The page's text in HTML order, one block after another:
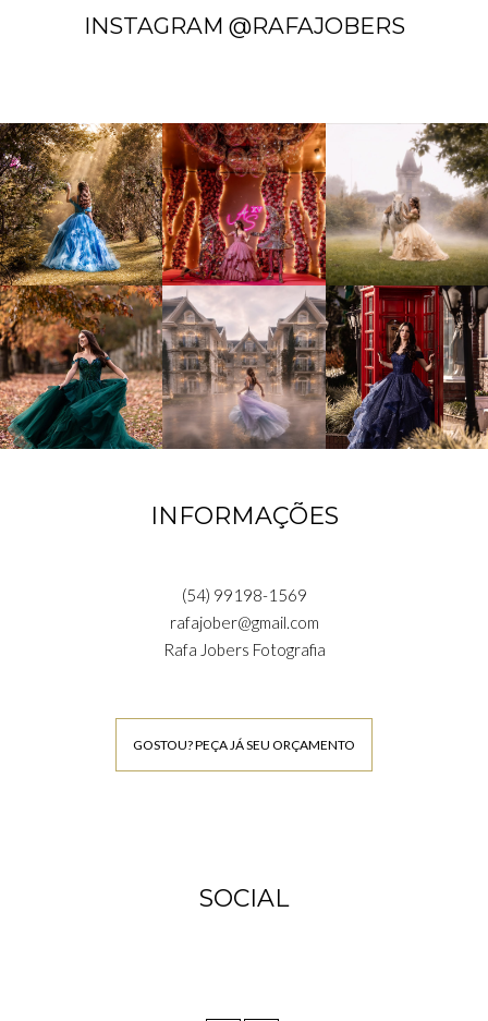
INSTAGRAM @RAFAJOBERS
INFORMAÇÕES
(54) 99198-1569
rafajober@gmail.com
Rafa Jobers Fotografia
GOSTOU? PEÇA JÁ SEU ORÇAMENTO
SOCIAL